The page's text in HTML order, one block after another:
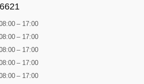
– 17:00
– 17:00
– 17:00
– 17:00
– 17:00